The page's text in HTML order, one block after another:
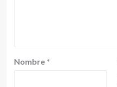
Nombre *